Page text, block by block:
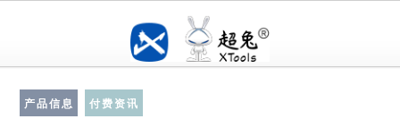
产品信息 付费资讯